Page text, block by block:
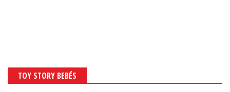
TOY STORY BEBÉS